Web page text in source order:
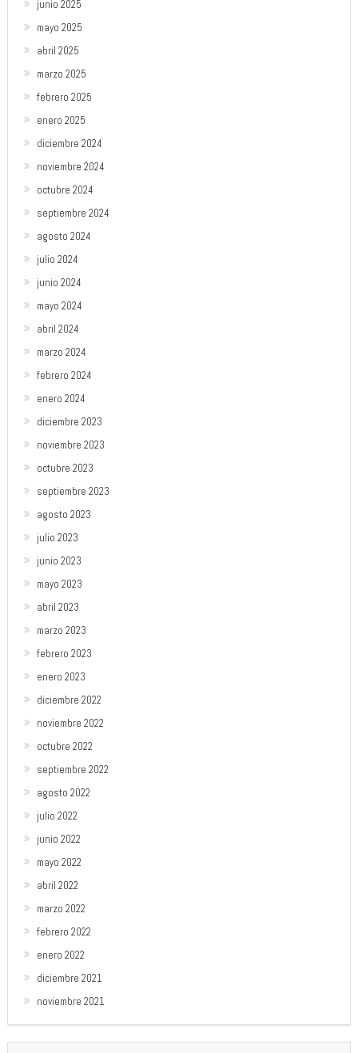
junio 2025
mayo 2025
abril 2025
marzo 2025
febrero 2025
enero 2025
diciembre 2024
noviembre 2024
octubre 2024
septiembre 2024
agosto 2024
julio 2024
junio 2024
mayo 2024
abril 2024
marzo 2024
febrero 2024
enero 2024
diciembre 2023
noviembre 2023
octubre 2023
septiembre 2023
agosto 2023
julio 2023
junio 2023
mayo 2023
abril 2023
marzo 2023
febrero 2023
enero 2023
diciembre 2022
noviembre 2022
octubre 2022
septiembre 2022
agosto 2022
julio 2022
junio 2022
mayo 2022
abril 2022
marzo 2022
febrero 2022
enero 2022
diciembre 2021
noviembre 2021